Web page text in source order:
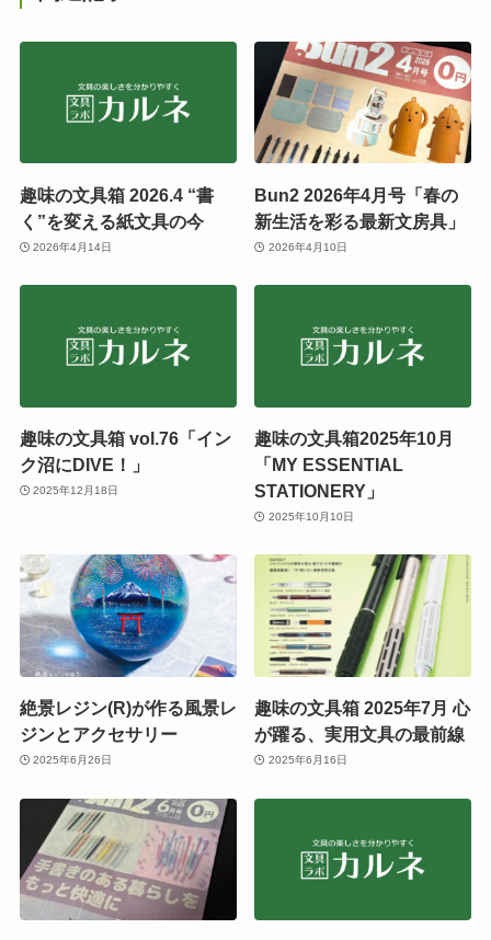
趣味の文具箱 2026.4 “書
く”を変える紙文具の今
2026年4月14日
Bun2 2026年4月号「春の
新生活を彩る最新文房具」
2026年4月10日
趣味の文具箱 vol.76「イン
ク沼にDIVE！」
2025年12月18日
趣味の文具箱2025年10月
「MY ESSENTIAL
STATIONERY」
2025年10月10日
絶景レジン(R)が作る風景レ
ジンとアクセサリー
2025年6月26日
趣味の文具箱 2025年7月 心
が躍る、実用文具の最前線
2025年6月16日